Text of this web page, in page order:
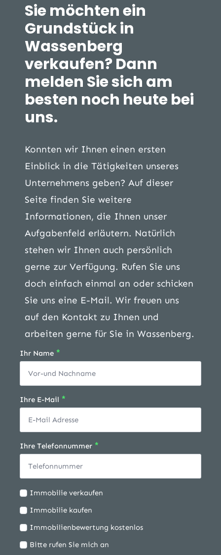
Sie möchten ein
Grundstück in
Wassenberg
verkaufen? Dann
melden Sie sich am
besten noch heute bei
uns.
Konnten wir Ihnen einen ersten
Einblick in die Tätigkeiten unseres
Unternehmens geben? Auf dieser
Seite finden Sie weitere
Informationen, die Ihnen unser
Aufgabenfeld erläutern. Natürlich
stehen wir Ihnen auch persönlich
gerne zur Verfügung. Rufen Sie uns
doch einfach einmal an oder schicken
Sie uns eine E-Mail. Wir freuen uns
auf den Kontakt zu Ihnen und
arbeiten gerne für Sie in Wassenberg.
Ihr Name *
Ihre E-Mail *
Ihre Telefonnummer *
Ich
möchte:
Immobilie verkaufen
Immobilie kaufen
Immobilienbewertung kostenlos
Bitte rufen Sie mich an